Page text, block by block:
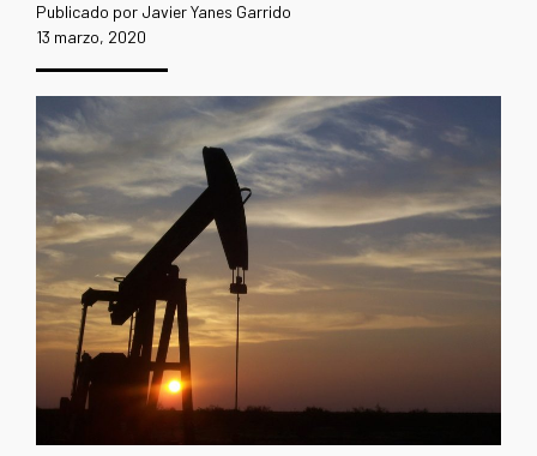
Publicado por Javier Yanes Garrido
13 marzo, 2020